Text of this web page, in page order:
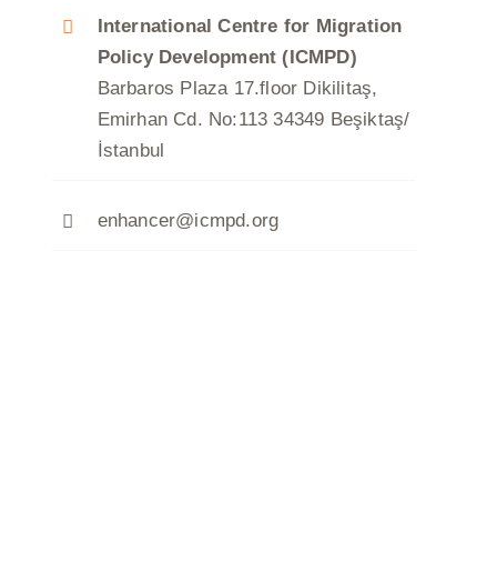
International Centre for Migration
Policy Development (ICMPD)
Barbaros Plaza 17.floor Dikilitaş,
Emirhan Cd. No:113 34349 Beşiktaş/
İstanbul
enhancer@icmpd.org